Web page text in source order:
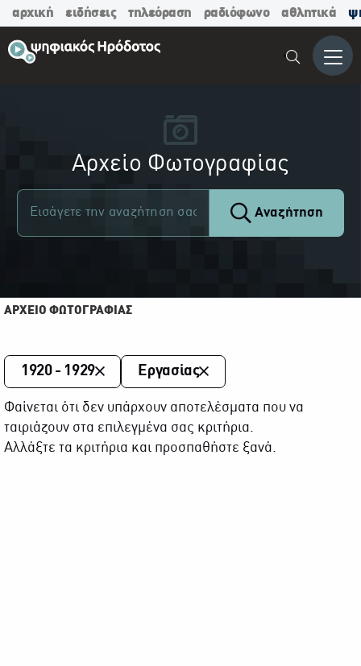
αρχική ειδήσεις τηλεόραση ραδιόφωνο αθλητικά
Μενού
Αρχείο Φωτογραφίας
Αναζήτηση
ΑΡΧΕΙΟ ΦΩΤΟΓΡΑΦΙΑΣ
1920 - 1929 Εργασίας
Φαίνεται ότι δεν υπάρχουν αποτελέσματα που να
ταιριάζουν στα επιλεγμένα σας κριτήρια.
Αλλάξτε τα κριτήρια και προσπαθήστε ξανά.